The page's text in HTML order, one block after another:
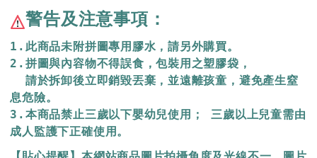
警告及注意事項：
1.此商品未附拼圖專用膠水，請另外購買。
2.拼圖與內容物不得誤食，包裝用之塑膠袋，
  請於拆卸後立即銷毀丟棄，
並遠離孩童，避免產生窒
息危險。
3.本商品禁止三歲以下嬰幼兒使用； 三歲以上兒童需由
成人監護下正確使用。